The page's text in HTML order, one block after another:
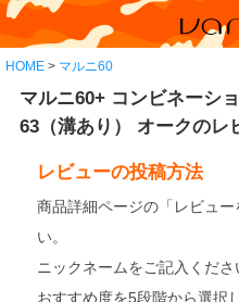
HOME マルニ60
マルニ60+ コンビネーシ
63（溝あり） オークのレ
レビューの投稿方法
商品詳細ページの「レビュ
い。
ニックネームをご記入くださ
おすすめ度を5段階から選択